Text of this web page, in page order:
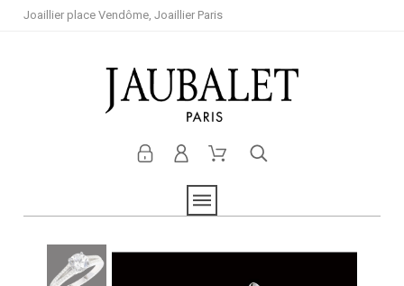
Joaillier place Vendôme, Joaillier Paris